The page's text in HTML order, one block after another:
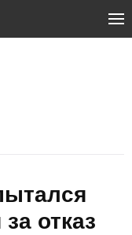
отказ